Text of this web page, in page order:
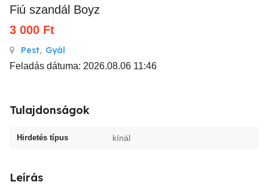
Fiú szandál Boyz
3 000 Ft
Pest, Gyál
Feladás dátuma: 2026.08.06 11:46
Tulajdonságok
Hirdetés típus kínál
Leírás